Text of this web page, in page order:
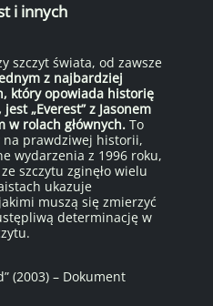
i innych
szczyt świata, od zawsze
z najbardziej
który opowiada historię
„Everest” z Jasonem
w rolach głównych. To
prawdziwej historii,
wydarzenia z 1996 roku,
szczytu zginęło wielu
ukazuje
muszą się zmierzyć
determinację w
(2003) – Dokument